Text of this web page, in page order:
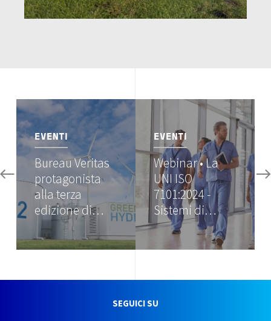
Image
EVENTI
Bureau Veritas
protagonista
alla terza
edizione di…
Image
EVENTI
Webinar • La
UNI ISO
7101:2024 -
Sistemi di…
SEGUICI SU